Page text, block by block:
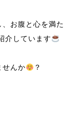
お腹と心を満た
介しています
せんか
？